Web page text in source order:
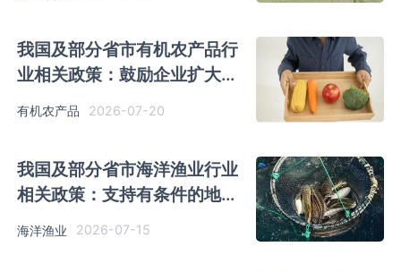
我国及部分省市有机农产品行
业相关政策：鼓励企业扩大有
机农产品等优质商品采购
有机农产品 2026-07-20
我国及部分省市海洋渔业行业
相关政策：支持有条件的地方
海洋渔业 2026-07-15